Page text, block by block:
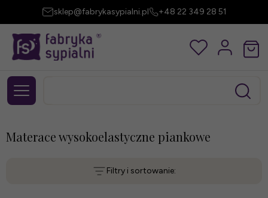
sklep@fabrykasypialni.pl +48 22 349 28 51
Materace wysokoelastyczne piankowe
Filtry i sortowanie: